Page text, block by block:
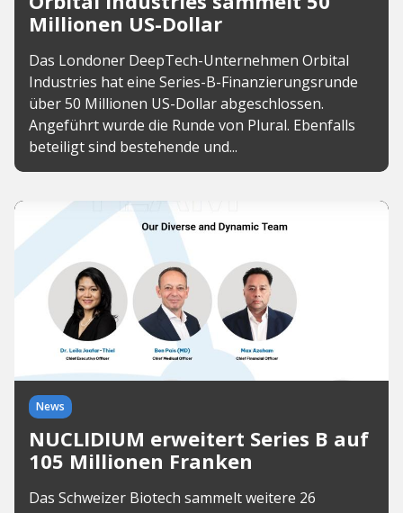
Millionen US-Dollar
Das Londoner DeepTech-Unternehmen Orbital
Industries hat eine Series-B-Finanzierungsrunde
über 50 Millionen US-Dollar abgeschlossen.
Angeführt wurde die Runde von Plural. Ebenfalls
beteiligt sind bestehende und...
News
NUCLIDIUM erweitert Series B auf
105 Millionen Franken
Das Schweizer Biotech sammelt weitere 26